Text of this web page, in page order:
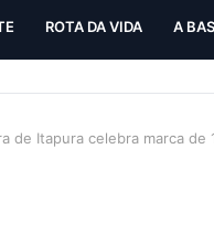
ROTA DA VIDA A
de Itapura celebra marca de